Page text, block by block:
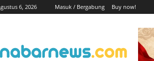
6, 2026 Masuk / Bergabung Buy now!